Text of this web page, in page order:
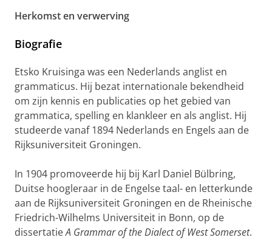
Herkomst en verwerving
Biografie
Etsko Kruisinga was een Nederlands anglist en
grammaticus. Hij bezat internationale bekendheid
om zijn kennis en publicaties op het gebied van
grammatica, spelling en klankleer en als anglist. Hij
studeerde vanaf 1894 Nederlands en Engels aan de
Rijksuniversiteit Groningen.
In 1904 promoveerde hij bij Karl Daniel Bülbring,
Duitse hoogleraar in de Engelse taal- en letterkunde
aan de Rijksuniversiteit Groningen en de Rheinische
Friedrich-Wilhelms Universiteit in Bonn, op de
dissertatieA Grammar of the Dialect of West Somerset.